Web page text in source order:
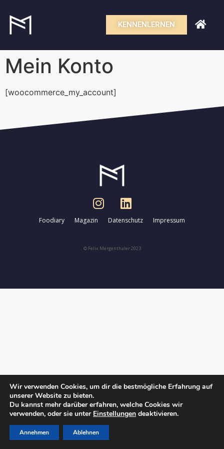
KENNENLERNEN
Mein Konto
[woocommerce_my_account]
Foodiary Magazin Datenschutz Impressum
© Felix Mergenthaler 2023
Wir verwenden Cookies, um dir die bestmögliche Erfahrung auf
unserer Website zu bieten.
Du kannst mehr darüber erfahren, welche Cookies wir
verwenden, oder sie unter Einstellungen deaktivieren.
Annehmen Ablehnen